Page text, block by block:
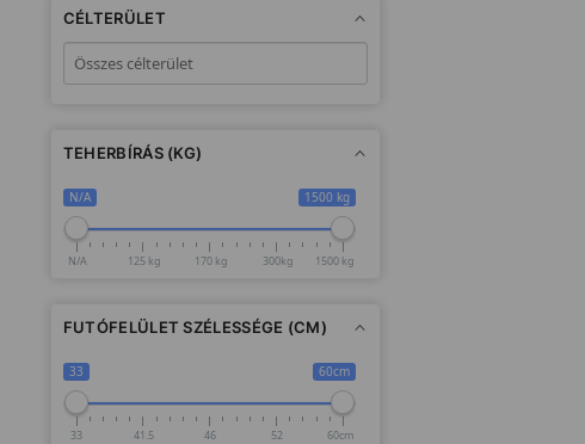
CÉLTERÜLET
TEHERBÍRÁS (KG)
N/A 1500 kg
N/A 125 kg 170 kg 300kg 1500 kg
FUTÓFELÜLET SZÉLESSÉGE (CM)
33 60cm
33 41.5 46 52 60cm